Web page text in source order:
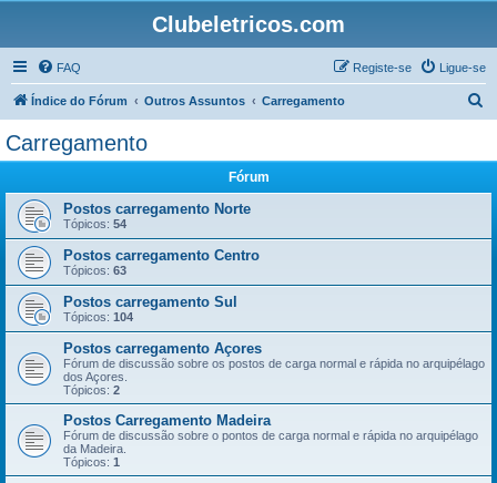
Clubeletricos.com
FAQ Ligue-se
Registe-se
Índice do Fórum Outros Assuntos Carregamento
a
Carregamento
Fórum
Postos carregamento Norte
Tópicos: 54
Postos carregamento Centro
Tópicos: 63
Postos carregamento Sul
Tópicos: 104
Postos carregamento Açores
Fórum de discussão sobre os postos de carga normal e rápida no arquipélago
dos Açores.
Tópicos: 2
Postos Carregamento Madeira
Fórum de discussão sobre o pontos de carga normal e rápida no arquipélago
da Madeira.
Tópicos: 1